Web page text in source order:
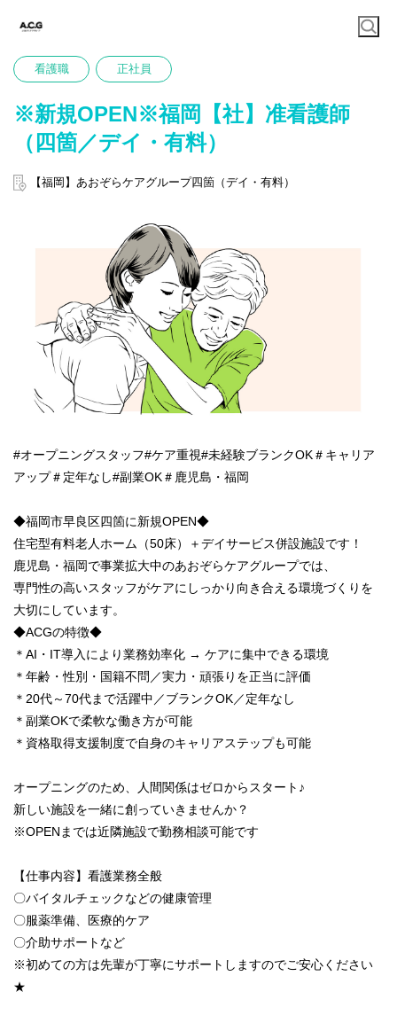
看護職 正社員
※新規OPEN※福岡【社】准看護師
（四箇／デイ・有料）
【福岡】あおぞらケアグループ四箇（デイ・有料）
#オープニングスタッフ#ケア重視#未経験ブランクOK＃キャリア
アップ＃定年なし#副業OK＃鹿児島・福岡
◆福岡市早良区四箇に新規OPEN◆
住宅型有料老人ホーム（50床）＋デイサービス併設施設です！
鹿児島・福岡で事業拡大中のあおぞらケアグループでは、
専門性の高いスタッフがケアにしっかり向き合える環境づくりを
大切にしています。
◆ACGの特徴◆
＊AI・IT導入により業務効率化 → ケアに集中できる環境
＊年齢・性別・国籍不問／実力・頑張りを正当に評価
＊20代～70代まで活躍中／ブランクOK／定年なし
＊副業OKで柔軟な働き方が可能
＊資格取得支援制度で自身のキャリアステップも可能
オープニングのため、人間関係はゼロからスタート♪
新しい施設を一緒に創っていきませんか？
※OPENまでは近隣施設で勤務相談可能です
【仕事内容】看護業務全般
〇バイタルチェックなどの健康管理
〇服薬準備、医療的ケア
〇介助サポートなど
※初めての方は先輩が丁寧にサポートしますのでご安心ください
★